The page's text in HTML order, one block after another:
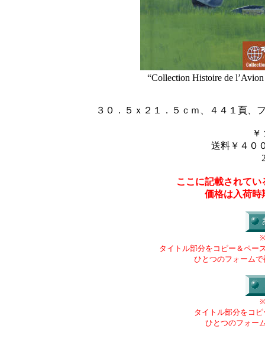
“Collection Histoire de
３０．５ｘ２１．５ｃｍ、４４１頁、
送料￥４０
ここに記載されて
価格は入荷時
タイトル部分をコピー＆ペー
ひとつのフォーム
タイトル部分をコ
ひとつのフォー